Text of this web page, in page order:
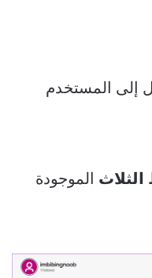
إلى المستخدم
الثلاث الموجودة